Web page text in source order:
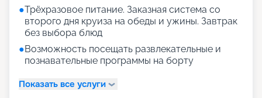
●Трёхразовое питание. Заказная система со
второго дня круиза на обеды и ужины. Завтрак
без выбора блюд
●Возможность посещать развлекательные и
познавательные программы на борту
Показать все услуги